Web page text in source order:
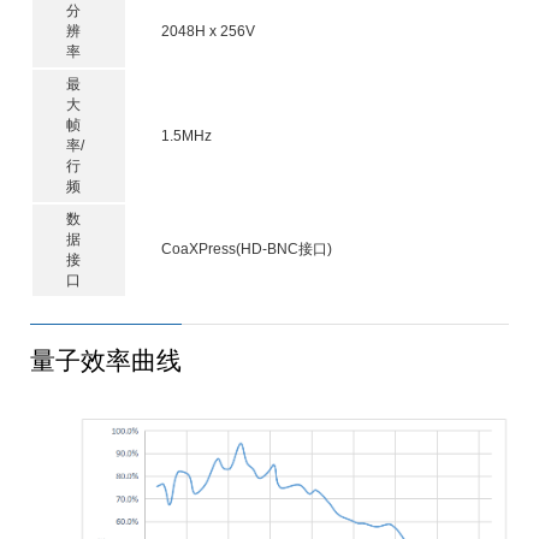
分
辨
率
2048H x 256V
最
大
帧
率/
行
频
1.5MHz
数
据
接
口
CoaXPress(HD-BNC接口)
量子效率曲线